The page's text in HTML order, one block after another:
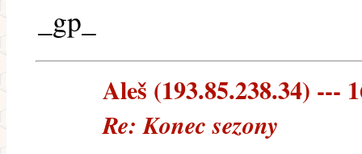
_gp_
Aleš (193.85.238.34) ---
Re: Konec sezony